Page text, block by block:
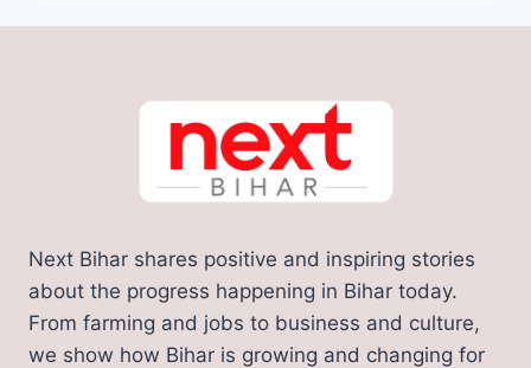
रजिस्ट्रेशन
शुरू,
मिनट
में
आवेदन
Next Bihar shares positive and inspiring stories
about the progress happening in Bihar today.
From farming and jobs to business and culture,
we show how Bihar is growing and changing for